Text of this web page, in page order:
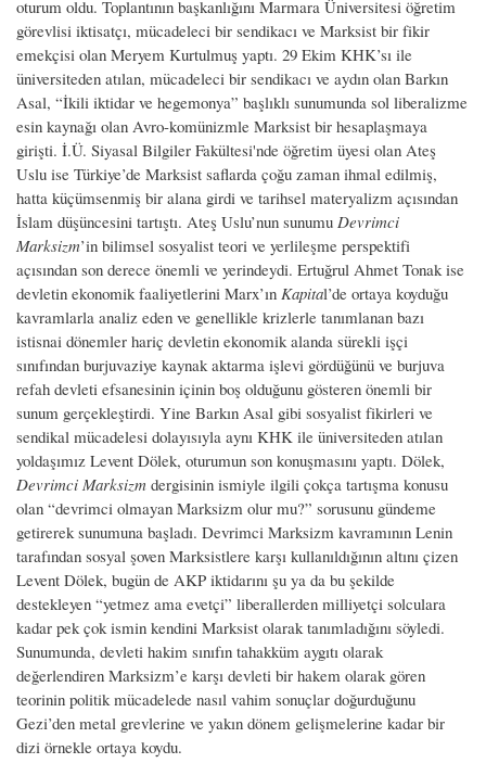
oturum oldu. Toplantının başkanlığını Marmara Üniversitesi öğretim
görevlisi iktisatçı, mücadeleci bir sendikacı ve Marksist bir fikir
emekçisi olan Meryem Kurtulmuş yaptı. 29 Ekim KHK’sı ile
üniversiteden atılan, mücadeleci bir sendikacı ve aydın olan Barkın
Asal, “İkili iktidar ve hegemonya” başlıklı sunumunda sol liberalizme
esin kaynağı olan Avro-komünizmle Marksist bir hesaplaşmaya
girişti. İ.Ü. Siyasal Bilgiler Fakültesi'nde öğretim üyesi olan Ateş
Uslu ise Türkiye’de Marksist saflarda çoğu zaman ihmal edilmiş,
hatta küçümsenmiş bir alana girdi ve tarihsel materyalizm açısından
İslam düşüncesini tartıştı. Ateş Uslu’nun sunumu Devrimci
Marksizm’in bilimsel sosyalist teori ve yerlileşme perspektifi
açısından son derece önemli ve yerindeydi. Ertuğrul Ahmet Tonak ise
devletin ekonomik faaliyetlerini Marx’ın Kapital’de ortaya koyduğu
kavramlarla analiz eden ve genellikle krizlerle tanımlanan bazı
istisnai dönemler hariç devletin ekonomik alanda sürekli işçi
sınıfından burjuvaziye kaynak aktarma işlevi gördüğünü ve burjuva
refah devleti efsanesinin içinin boş olduğunu gösteren önemli bir
sunum gerçekleştirdi. Yine Barkın Asal gibi sosyalist fikirleri ve
sendikal mücadelesi dolayısıyla aynı KHK ile üniversiteden atılan
yoldaşımız Levent Dölek, oturumun son konuşmasını yaptı. Dölek,
Devrimci Marksizm dergisinin ismiyle ilgili çokça tartışma konusu
olan “devrimci olmayan Marksizm olur mu?” sorusunu gündeme
getirerek sunumuna başladı. Devrimci Marksizm kavramının Lenin
tarafından sosyal şoven Marksistlere karşı kullanıldığının altını çizen
Levent Dölek, bugün de AKP iktidarını şu ya da bu şekilde
destekleyen “yetmez ama evetçi” liberallerden milliyetçi solculara
kadar pek çok ismin kendini Marksist olarak tanımladığını söyledi.
Sunumunda, devleti hakim sınıfın tahakküm aygıtı olarak
değerlendiren Marksizm’e karşı devleti bir hakem olarak gören
teorinin politik mücadelede nasıl vahim sonuçlar doğurduğunu
Gezi’den metal grevlerine ve yakın dönem gelişmelerine kadar bir
dizi örnekle ortaya koydu.